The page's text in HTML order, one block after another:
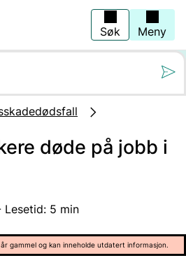
Søk Meny
døde på jobb i
Lesetid: 5 min
gammel og kan inneholde utdatert informasjon.